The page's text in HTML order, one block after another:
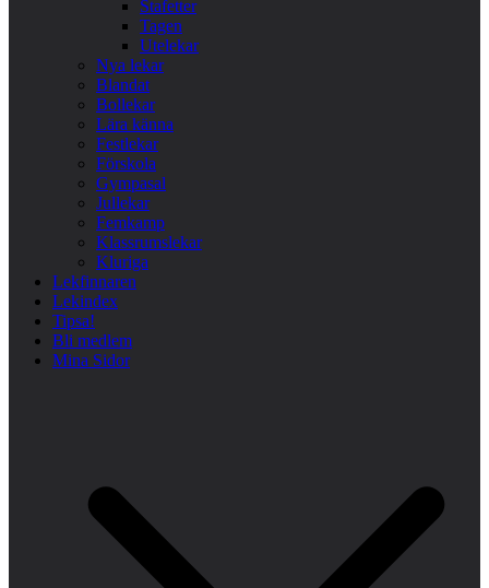
Stafetter
Tagen
Utelekar
Nya lekar
Blandat
Bollekar
Lära känna
Festlekar
Förskola
Gympasal
Jullekar
Femkamp
Klassrumslekar
Kluriga
Lekfinnaren
Lekindex
Tipsa!
Bli medlem
Mina Sidor